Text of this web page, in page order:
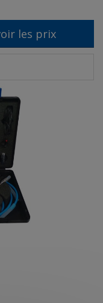
les prix